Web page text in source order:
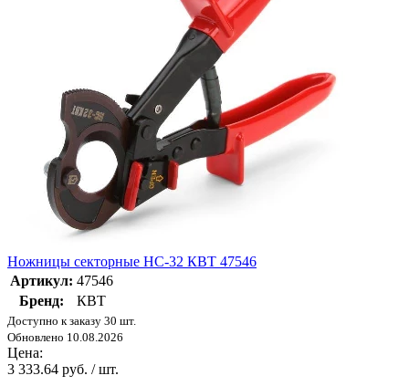
Ножницы секторные НС-32 КВТ 47546
Артикул: 47546
Бренд:
КВТ
Доступно к заказу 30 шт.
Обновлено 10.08.2026
Цена:
3 333.64 руб. / шт.